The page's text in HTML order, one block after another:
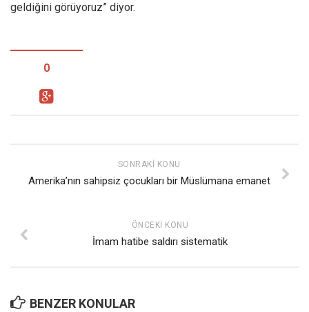
geldiğini görüyoruz” diyor.
0
SONRAKI KONU
Amerika’nın sahipsiz çocukları bir Müslümana emanet
ÖNCEKI KONU
İmam hatibe saldırı sistematik
BENZER KONULAR